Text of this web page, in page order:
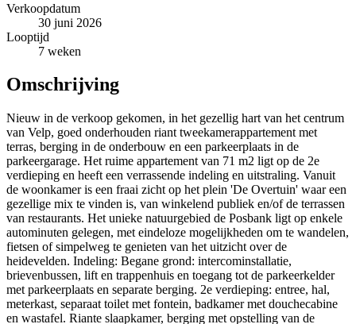
Verkoopdatum
30 juni 2026
Looptijd
7 weken
Omschrijving
Nieuw in de verkoop gekomen, in het gezellig hart van het centrum
van Velp, goed onderhouden riant tweekamerappartement met
terras, berging in de onderbouw en een parkeerplaats in de
parkeergarage. Het ruime appartement van 71 m2 ligt op de 2e
verdieping en heeft een verrassende indeling en uitstraling. Vanuit
de woonkamer is een fraai zicht op het plein 'De Overtuin' waar een
gezellige mix te vinden is, van winkelend publiek en/of de terrassen
van restaurants. Het unieke natuurgebied de Posbank ligt op enkele
autominuten gelegen, met eindeloze mogelijkheden om te wandelen,
fietsen of simpelweg te genieten van het uitzicht over de
heidevelden. Indeling: Begane grond: intercominstallatie,
brievenbussen, lift en trappenhuis en toegang tot de parkeerkelder
met parkeerplaats en separate berging. 2e verdieping: entree, hal,
meterkast, separaat toilet met fontein, badkamer met douchecabine
en wastafel. Riante slaapkamer, berging met opstelling van de